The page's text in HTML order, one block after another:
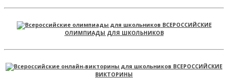
ВСЕРОССИЙСКИЕ
ОЛИМПИАДЫ ДЛЯ ШКОЛЬНИКОВ
ВСЕРОССИЙСКИЕ
ВИКТОРИНЫ